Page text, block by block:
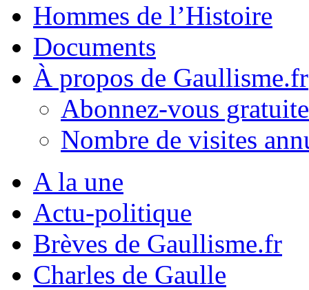
Hommes de l’Histoire
Documents
À propos de Gaullisme.fr
Abonnez-vous
Nombre de visites
A la une
Actu-politique
Brèves de Gaullisme.fr
Charles de Gaulle